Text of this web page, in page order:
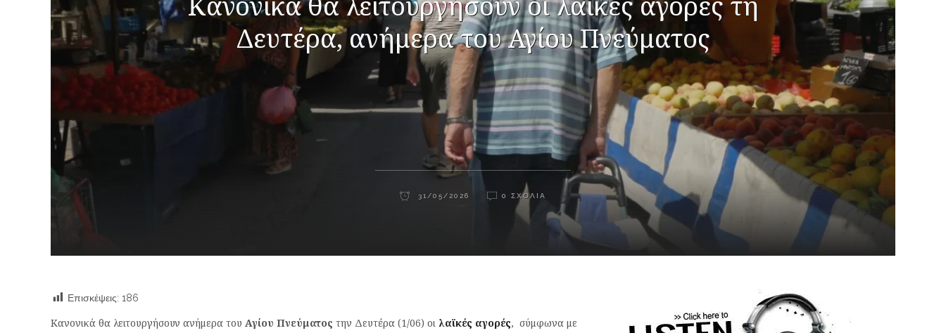
Δευτέρα, ανήμερα του Αγίου Πνεύματος
31/05/2026 0 ΣΧΌΛΙΑ
Επισκέψεις: 186
Κανονικά θα λειτουργήσουν ανήμερα του Αγίου Πνεύματος την Δευτέρα (1/06) οι λαϊκές αγορές, σύμφωνα με